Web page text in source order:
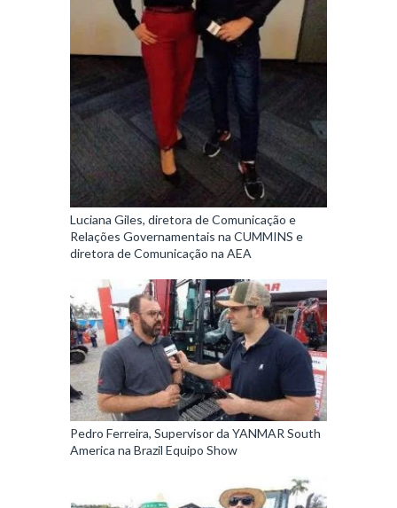
Luciana Giles, diretora de Comunicação e
Relações Governamentais na CUMMINS e
diretora de Comunicação na AEA
Pedro Ferreira, Supervisor da YANMAR South
America na Brazil Equipo Show